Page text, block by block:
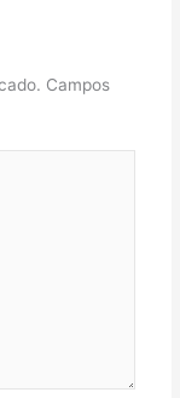
Campos